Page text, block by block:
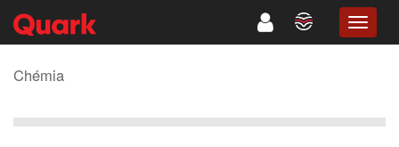
Chémia